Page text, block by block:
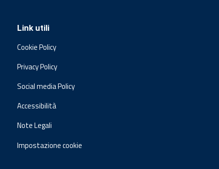
Link utili
Cookie Policy
Privacy Policy
Social media Policy
Accessibilità
Note Legali
Impostazione cookie